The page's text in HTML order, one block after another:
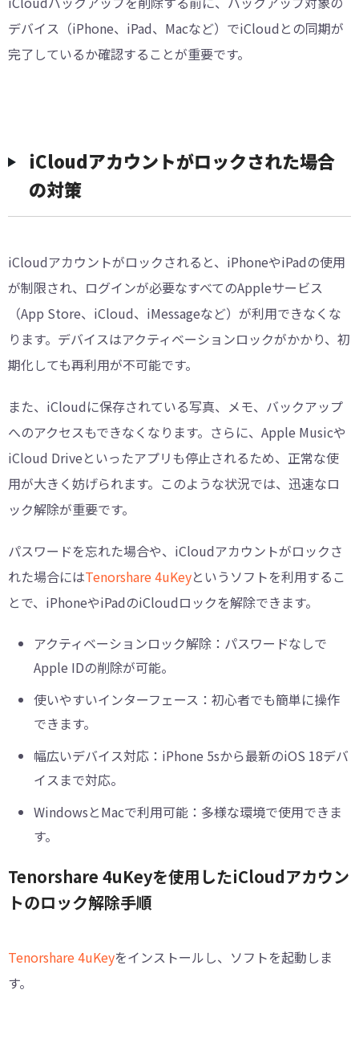
デバイス（iPhone、iPad、Macなど）でiCloudとの同期が
完了しているか確認することが重要です。
iCloudアカウントがロックされた場合
の対策
iCloudアカウントがロックされると、iPhoneやiPadの使用
が制限され、ログインが必要なすべてのAppleサービス
（App Store、iCloud、iMessageなど）が利用できなくな
ります。デバイスはアクティベーションロックがかかり、初
期化しても再利用が不可能です。
また、iCloudに保存されている写真、メモ、バックアップ
へのアクセスもできなくなります。さらに、Apple Musicや
iCloud Driveといったアプリも停止されるため、正常な使
用が大きく妨げられます。このような状況では、迅速なロ
ック解除が重要です。
パスワードを忘れた場合や、iCloudアカウントがロックさ
れた場合にはTenorshare 4uKeyというソフトを利用するこ
とで、iPhoneやiPadのiCloudロックを解除できます。
アクティベーションロック解除：パスワードなしで
Apple IDの削除が可能。
使いやすいインターフェース：初心者でも簡単に操作
できます。
幅広いデバイス対応：iPhone 5sから最新のiOS 18デバ
イスまで対応。
WindowsとMacで利用可能：多様な環境で使用できま
す。
Tenorshare 4uKeyを使用したiCloudアカウン
トのロック解除手順
Tenorshare 4uKeyをインストールし、ソフトを起動しま
す。